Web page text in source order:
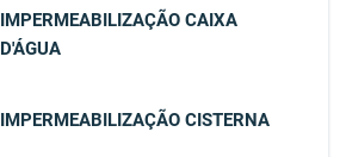
IMPERMEABILIZAÇÃO CAIXA
D'ÁGUA
IMPERMEABILIZAÇÃO CISTERNA